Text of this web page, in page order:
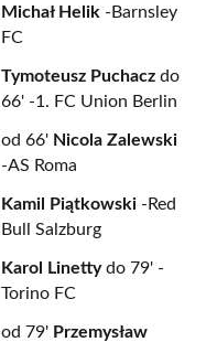
Michał Helik -Barnsley
FC
Tymoteusz Puchacz do
66' -1. FC Union Berlin
od 66' Nicola Zalewski
-AS Roma
Kamil Piątkowski -Red
Bull Salzburg
Karol Linettydo 79' -
Torino FC
od 79' Przemysław